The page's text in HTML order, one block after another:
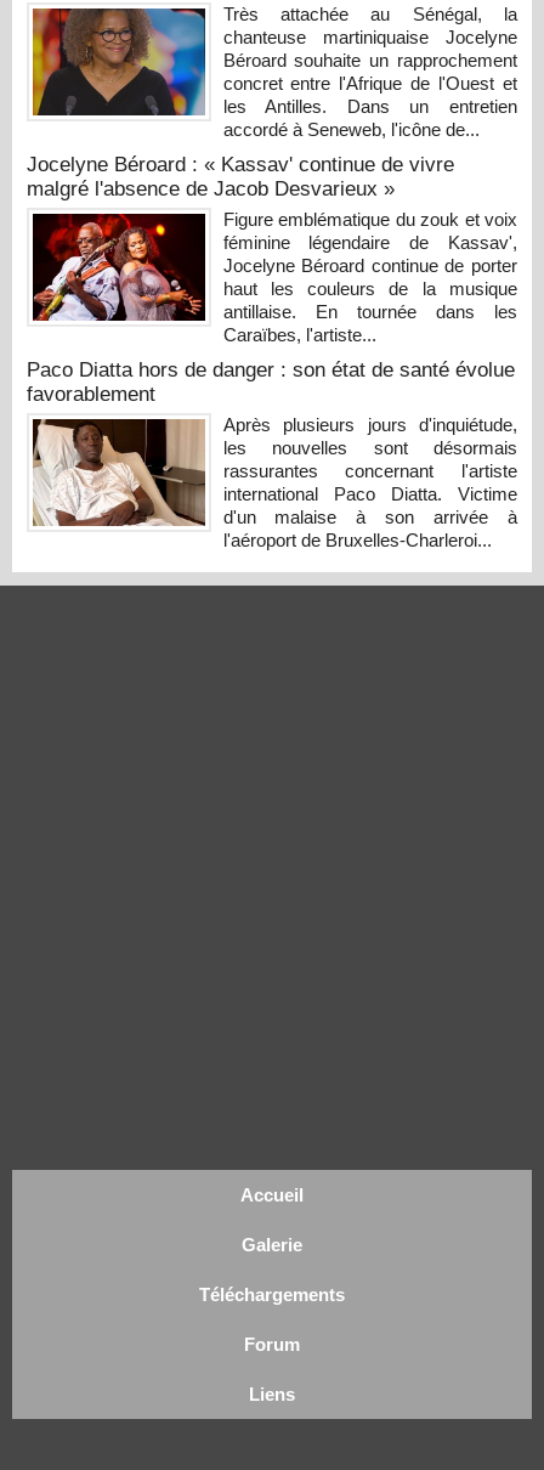
Très attachée au Sénégal, la
chanteuse martiniquaise Jocelyne
Béroard souhaite un rapprochement
concret entre l'Afrique de l'Ouest et
les Antilles. Dans un entretien
accordé à Seneweb, l'icône de...
Jocelyne Béroard : « Kassav' continue de vivre
malgré l'absence de Jacob Desvarieux »
Figure emblématique du zouk et voix
féminine légendaire de Kassav',
Jocelyne Béroard continue de porter
haut les couleurs de la musique
antillaise. En tournée dans les
Caraïbes, l'artiste...
Paco Diatta hors de danger : son état de santé évolue
favorablement
Après plusieurs jours d'inquiétude,
les nouvelles sont désormais
rassurantes concernant l'artiste
international Paco Diatta. Victime
d'un malaise à son arrivée à
l'aéroport de Bruxelles-Charleroi...
Accueil
Galerie
Téléchargements
Forum
Liens